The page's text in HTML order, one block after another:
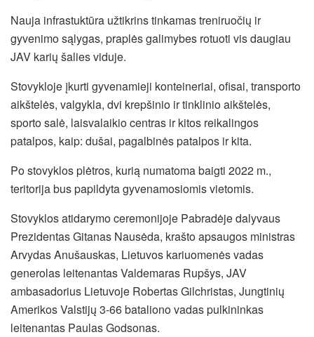
Nauja infrastuktūra užtikrins tinkamas treniruočių ir
gyvenimo sąlygas, praplės galimybes rotuoti vis daugiau
JAV karių šalies viduje.
Stovykloje įkurti gyvenamieji konteineriai, ofisai, transporto
aikštelės, valgykla, dvi krepšinio ir tinklinio aikštelės,
sporto salė, laisvalaikio centras ir kitos reikalingos
patalpos, kaip: dušai, pagalbinės patalpos ir kita.
Po stovyklos plėtros, kurią numatoma baigti 2022 m.,
teritorija bus papildyta gyvenamosiomis vietomis.
Stovyklos atidarymo ceremonijoje Pabradėje dalyvaus
Prezidentas Gitanas Nausėda, krašto apsaugos ministras
Arvydas Anušauskas, Lietuvos kariuomenės vadas
generolas leitenantas Valdemaras Rupšys, JAV
ambasadorius Lietuvoje Robertas Gilchristas, Jungtinių
Amerikos Valstijų 3-66 bataliono vadas pulkininkas
leitenantas Paulas Godsonas.